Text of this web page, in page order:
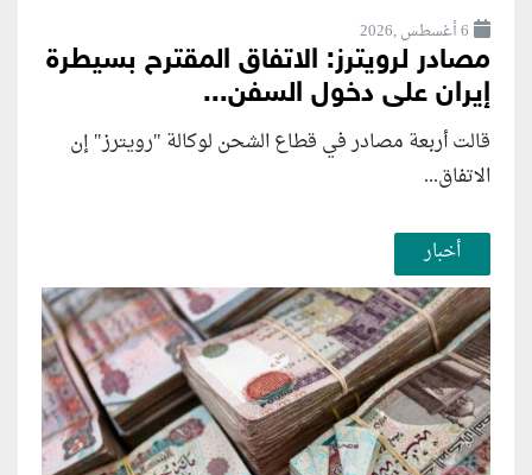
6 أغسطس ,2026
مصادر لرويترز: الاتفاق المقترح بسيطرة
إيران على دخول السفن...
قالت أربعة مصادر في قطاع الشحن لوكالة "رويترز" إن
الاتفاق...
أخبار